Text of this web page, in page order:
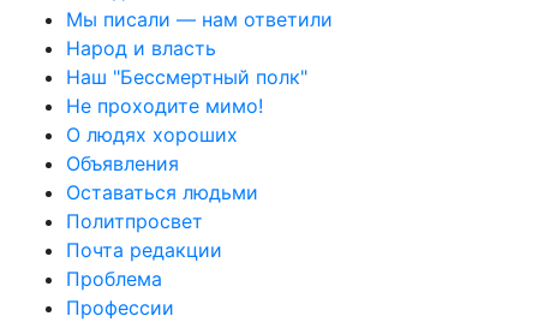
Мы писали — нам ответили
Народ и власть
Наш "Бессмертный полк"
Не проходите мимо!
О людях хороших
Объявления
Оставаться людьми
Политпросвет
Почта редакции
Проблема
Профессии